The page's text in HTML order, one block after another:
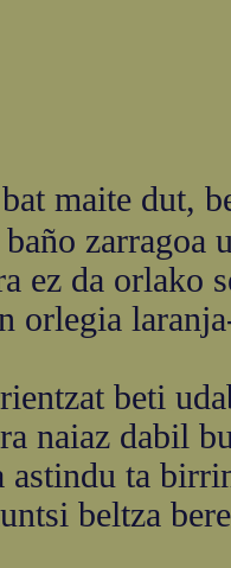
maite dut,
zarragoa
ez da orlako
orlegia
beti
naiaz dabil
astindu ta
beltza